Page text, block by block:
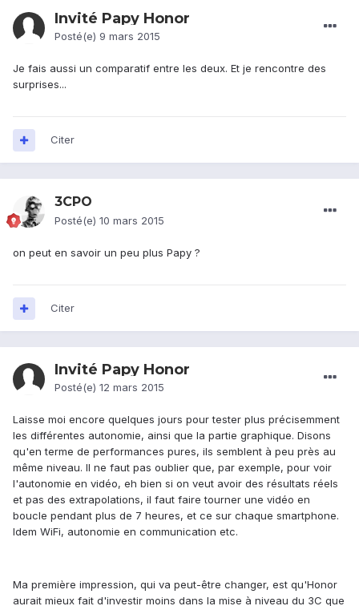
Invité Papy Honor
Posté(e) 9 mars 2015
Je fais aussi un comparatif entre les deux. Et je rencontre des
surprises...
Citer
3CPO
Posté(e) 10 mars 2015
on peut en savoir un peu plus Papy ?
Citer
Invité Papy Honor
Posté(e) 12 mars 2015
Laisse moi encore quelques jours pour tester plus précisemment
les différentes autonomie, ainsi que la partie graphique. Disons
qu'en terme de performances pures, ils semblent à peu près au
même niveau. Il ne faut pas oublier que, par exemple, pour voir
l'autonomie en vidéo, eh bien si on veut avoir des résultats réels
et pas des extrapolations, il faut faire tourner une vidéo en
boucle pendant plus de 7 heures, et ce sur chaque smartphone.
Idem WiFi, autonomie en communication etc.
Ma première impression, qui va peut-être changer, est qu'Honor
aurait mieux fait d'investir moins dans la mise à niveau du 3C que